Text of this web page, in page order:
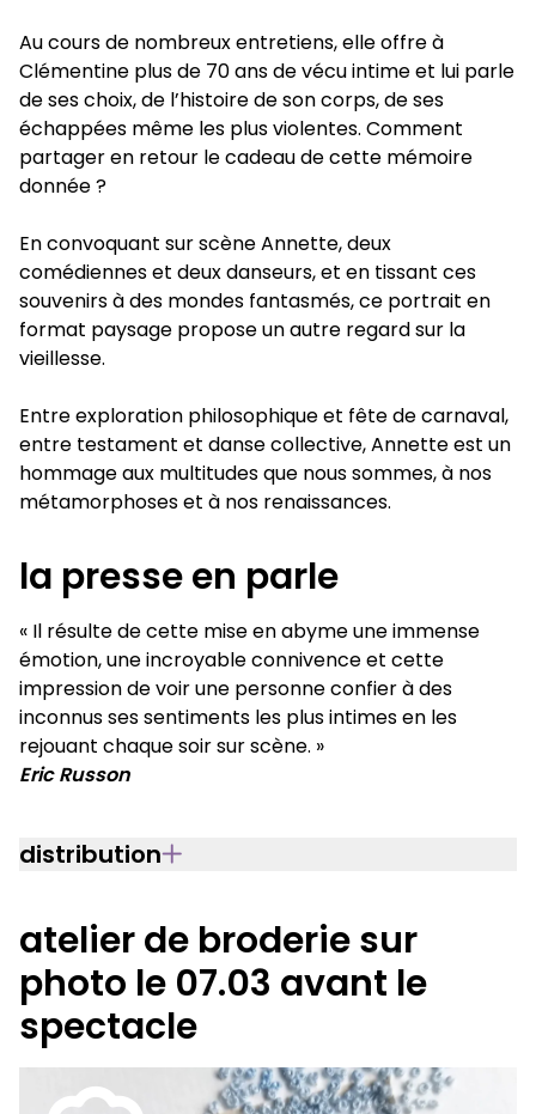
Au cours de nombreux entretiens, elle offre à
Clémentine plus de 70 ans de vécu intime et lui parle
de ses choix, de l’histoire de son corps, de ses
échappées même les plus violentes. Comment
partager en retour le cadeau de cette mémoire
donnée ?
En convoquant sur scène Annette, deux
comédiennes et deux danseurs, et en tissant ces
souvenirs à des mondes fantasmés, ce portrait en
format paysage propose un autre regard sur la
vieillesse.
Entre exploration philosophique et fête de carnaval,
entre testament et danse collective, Annette est un
hommage aux multitudes que nous sommes, à nos
métamorphoses et à nos renaissances.
la presse en parle
« Il résulte de cette mise en abyme une immense
émotion, une incroyable connivence et cette
impression de voir une personne confier à des
inconnus ses sentiments les plus intimes en les
rejouant chaque soir sur scène. »
Eric Russon
distribution
atelier de broderie sur
photo le 07.03 avant le
spectacle